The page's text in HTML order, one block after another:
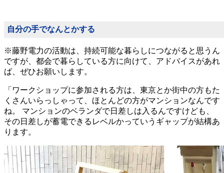
自分の手でなんとかする
※藤野電力の活動は、持続可能な暮らしにつながると思うん
ですが、都会で暮らしている方に向けて、アドバイスがあれ
ば、ぜひお願いします。
「ワークショップに参加される方は、東京とか街中の方もた
くさんいらっしゃって、ほとんどの方がマンションなんです
ね。 マンションのベランダで日差しは入るんですけども、
その日差しが蓄電できるレベルかっていうギャップが結構あ
ります。